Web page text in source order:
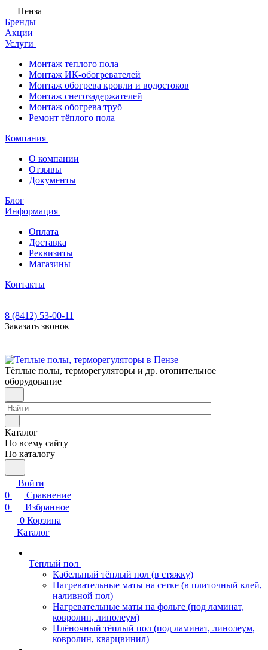
Пенза
Бренды
Акции
Услуги
Монтаж теплого пола
Монтаж ИК-обогревателей
Монтаж обогрева кровли и водостоков
Монтаж снегозадержателей
Монтаж обогрева труб
Ремонт тёплого пола
Компания
О компании
Отзывы
Документы
Блог
Информация
Оплата
Доставка
Реквизиты
Магазины
Контакты
8 (8412) 53-00-11
Заказать звонок
Тёплые полы, терморегуляторы и др. отопительное
оборудование
Каталог
По всему сайту
По каталогу
Войти
0
Сравнение
0
Избранное
0 Корзина
Каталог
Тёплый пол
Кабельный тёплый пол (в стяжку)
Нагревательные маты на сетке (в плиточный клей,
наливной пол)
Нагревательные маты на фольге (под ламинат,
ковролин, линолеум)
Плёночный тёплый пол (под ламинат, линолеум,
ковролин, кварцвинил)